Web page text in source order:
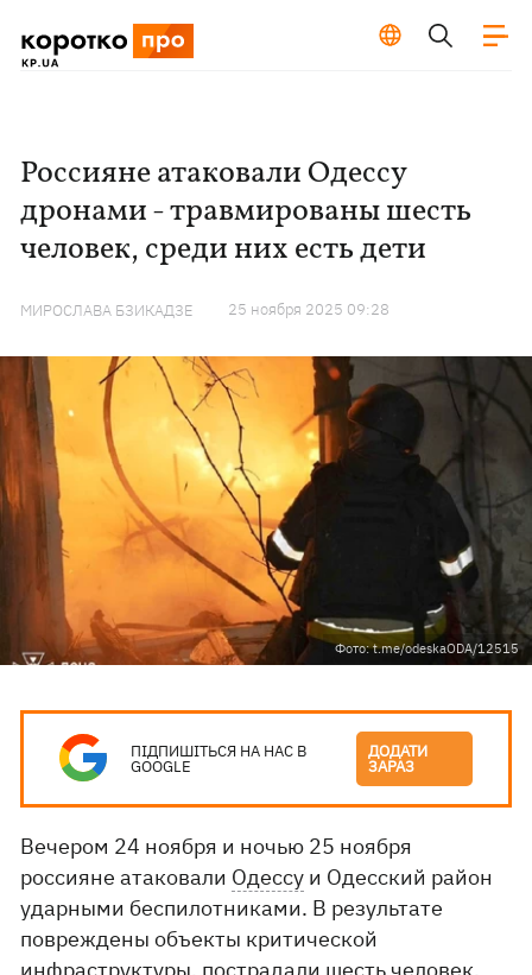
Россияне атаковали Одессу
дронами - травмированы шесть
человек, среди них есть дети
МИРОСЛАВА БЗИКАДЗЕ 25 ноября 2025 09:28
Фото: t.me/odeskaODA/12515
ПІДПИШІТЬСЯ НА НАС В
GOOGLE
ДОДАТИ
ЗАРАЗ
Вечером 24 ноября и ночью 25 ноября
россияне атаковали Одессу и Одесский район
ударными беспилотниками. В результате
повреждены объекты критической